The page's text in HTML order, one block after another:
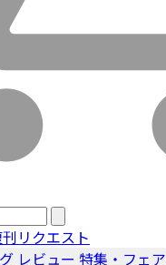
リクエスト
レビュー 特集・フェア